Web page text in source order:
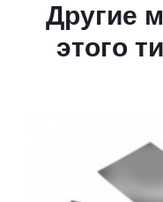
Другие
этого